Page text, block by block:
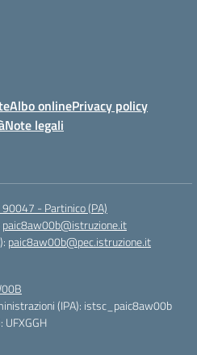
Albo onlinePrivacy policy
Note legali
- Partinico (PA)
paic8aw00b@istruzione.it
paic8aw00b@pec.istruzione.it
(IPA): istsc_paic8aw00b
UFXGGH